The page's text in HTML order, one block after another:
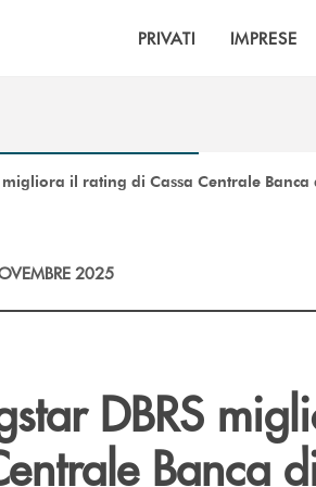
PRIVATI IMPRESE
il rating di Cassa Centrale
2025
DBRS
Banca